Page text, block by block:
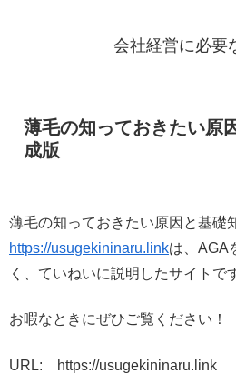
会社経営に必要
薄毛の知っておきたい原
成版
薄毛の知っておきたい原因と基礎
https://usugekininaru.linkは、AGA
く、ていねいに説明したサイトで
お暇なときにぜひご覧ください！
URL: https://usugekininaru.link